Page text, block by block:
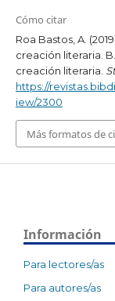
Cómo citar
Roa Bastos, A.
creación literaria.
creación literaria.
https://
iew/2300
Más formatos de
Información
Para lectores/as
Para autores/as